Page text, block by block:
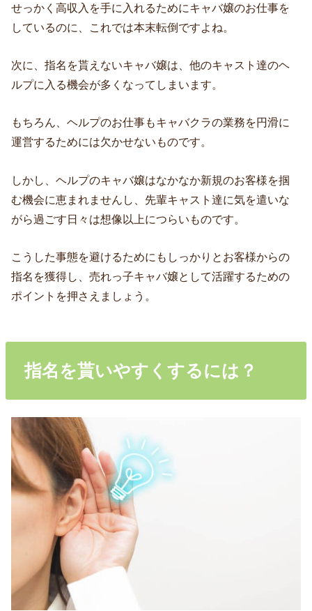
せっかく高収入を手に入れるためにキャバ嬢のお仕事を
しているのに、これでは本末転倒ですよね。
次に、指名を貰えないキャバ嬢は、他のキャスト達のヘ
ルプに入る機会が多くなってしまいます。
もちろん、ヘルプのお仕事もキャバクラの業務を円滑に
運営するためには欠かせないものです。
しかし、ヘルプのキャバ嬢はなかなか新規のお客様を掴
む機会に恵まれませんし、先輩キャスト達に気を遣いな
がら過ごす日々は想像以上につらいものです。
こうした事態を避けるためにもしっかりとお客様からの
指名を獲得し、売れっ子キャバ嬢として活躍するための
ポイントを押さえましょう。
指名を貰いやすくするには？